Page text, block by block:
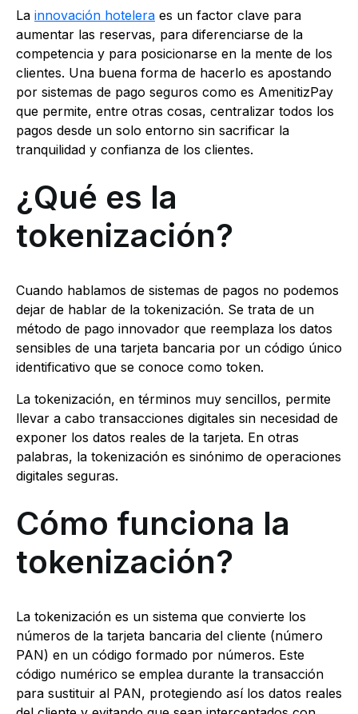
La innovación hotelera es un factor clave para
aumentar las reservas, para diferenciarse de la
competencia y para posicionarse en la mente de los
clientes. Una buena forma de hacerlo es apostando
por sistemas de pago seguros como es AmenitizPay
que permite, entre otras cosas, centralizar todos los
pagos desde un solo entorno sin sacrificar la
tranquilidad y confianza de los clientes.
¿Qué es la
tokenización?
Cuando hablamos de sistemas de pagos no podemos
dejar de hablar de la tokenización. Se trata de un
método de pago innovador que reemplaza los datos
sensibles de una tarjeta bancaria por un código único
identificativo que se conoce como token.
La tokenización, en términos muy sencillos, permite
llevar a cabo transacciones digitales sin necesidad de
exponer los datos reales de la tarjeta. En otras
palabras, la tokenización es sinónimo de operaciones
digitales seguras.
Cómo funciona la
tokenización?
La tokenización es un sistema que convierte los
números de la tarjeta bancaria del cliente (número
PAN) en un código formado por números. Este
código numérico se emplea durante la transacción
para sustituir al PAN, protegiendo así los datos reales